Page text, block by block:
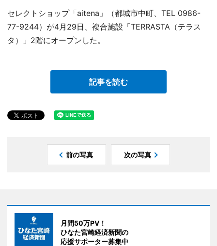
セレクトショップ「aitena」（都城市中町、TEL 0986-
77-9244）が4月29日、複合施設「TERRASTA（テラス
タ）」2階にオープンした。
記事を読む
前の写真 次の写真
月間50万PV！
ひなた宮崎経済新聞の
応援サポーター募集中